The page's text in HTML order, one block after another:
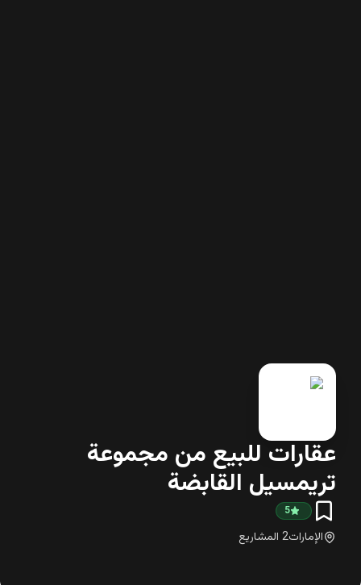
عقارات للبيع من مجموعة
تريمسيل القابضة
5
الإمارات2 المشاريع